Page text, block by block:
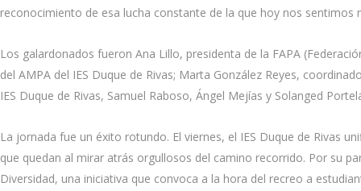
reconocimiento de esa lucha constante de la que hoy nos
Los galardonados fueron Ana Lillo, presidenta de la FAPA
del AMPA del IES Duque de Rivas; Marta González Reyes,
IES Duque de Rivas, Samuel Raboso, Ángel Mejías y Solanged
La jornada fue un éxito rotundo. El viernes, el IES Duque de Rivas
que quedan al mirar atrás orgullosos del camino recorrido. Por su
Diversidad, una iniciativa que convoca a la hora del recreo a